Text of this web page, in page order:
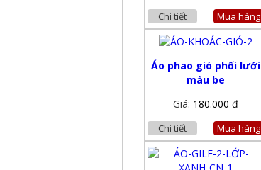
Chi tiết Mua hàng
Áo phao gió phối lưới
màu be
Giá: 180.000 đ
Chi tiết Mua hàng